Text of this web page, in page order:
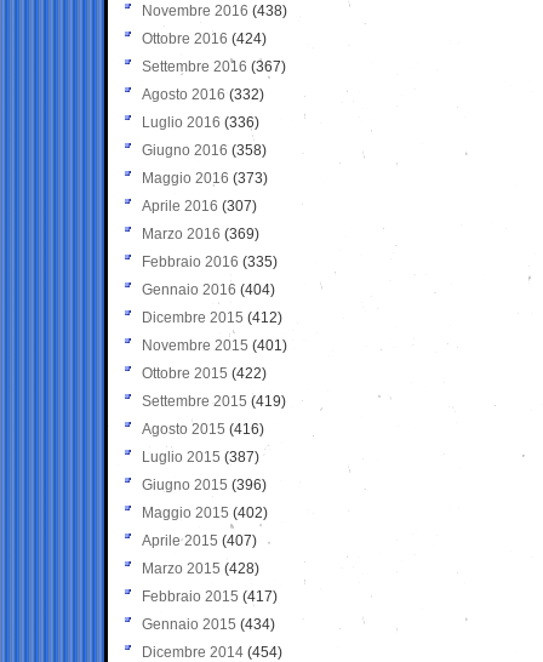
Novembre 2016 (438)
Ottobre 2016 (424)
Settembre 2016 (367)
Agosto 2016 (332)
Luglio 2016 (336)
Giugno 2016 (358)
Maggio 2016 (373)
Aprile 2016 (307)
Marzo 2016 (369)
Febbraio 2016 (335)
Gennaio 2016 (404)
Dicembre 2015 (412)
Novembre 2015 (401)
Ottobre 2015 (422)
Settembre 2015 (419)
Agosto 2015 (416)
Luglio 2015 (387)
Giugno 2015 (396)
Maggio 2015 (402)
Aprile 2015 (407)
Marzo 2015 (428)
Febbraio 2015 (417)
Gennaio 2015 (434)
Dicembre 2014 (454)